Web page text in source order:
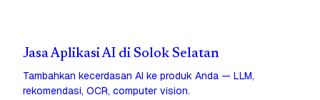
Jasa Aplikasi AI di Solok Selatan
Tambahkan kecerdasan AI ke produk Anda — LLM,
rekomendasi, OCR, computer vision.